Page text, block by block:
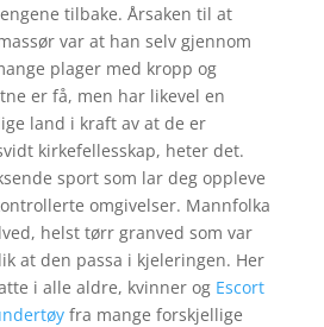
tilbake. Årsaken til at
var at han selv gjennom
plager med kropp og
er få, men har likevel en
land i kraft av at de er
kirkefellesskap, heter det.
sport som lar deg oppleve
omgivelser. Mannfolka
helst tørr granved som var
at den passa i kjeleringen. Her
i alle aldre, kvinner og Escort
fra mange forskjellige